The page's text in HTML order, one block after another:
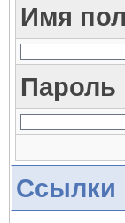
Имя
Пароль
Ссылки